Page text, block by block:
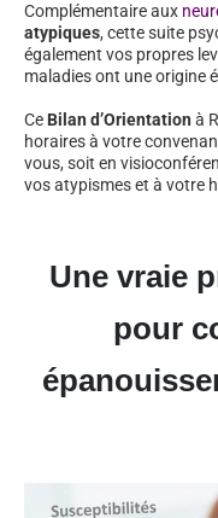
Complémentaire aux
atypiques, cette suite
également vos propres
maladies ont une origine
Ce Bilan d’Orientation à
horaires à votre
vous, soit en
vos atypismes et à votre
Une vraie
pour